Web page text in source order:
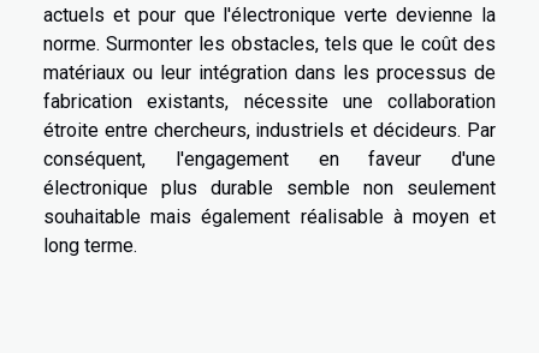
actuels et pour que l'électronique verte devienne la
norme. Surmonter les obstacles, tels que le coût des
matériaux ou leur intégration dans les processus de
fabrication existants, nécessite une collaboration
étroite entre chercheurs, industriels et décideurs. Par
conséquent, l'engagement en faveur d'une
électronique plus durable semble non seulement
souhaitable mais également réalisable à moyen et
long terme.